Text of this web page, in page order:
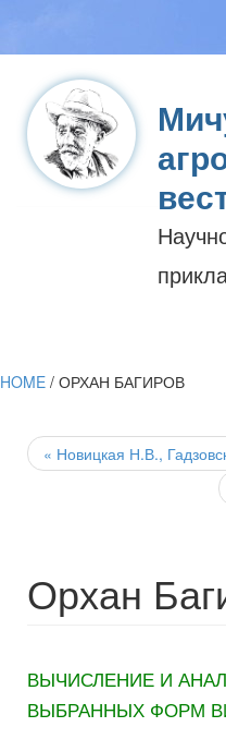
HOME / ОРХАН БАГИРОВ
Post
navigation
« Новицкая Н.В.,
Орхан
ВЫЧИСЛЕНИЕ И
ВЫБРАННЫХ ФОРМ